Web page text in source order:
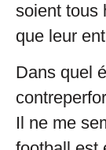
soient tous
que leur
Dans quel
Il ne me